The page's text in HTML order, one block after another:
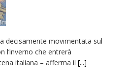
decisamente movimentata sul
l’inverno che entrerà
italiana – afferma il [...]